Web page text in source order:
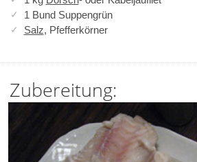
1 Bund Suppengrün
Salz, Pfefferkörner
Zubereitung: